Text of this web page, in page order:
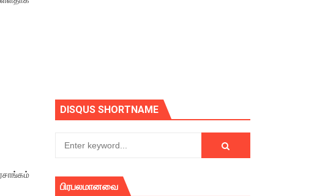
அன்புரிமையோடு அழைக்கின்றோம்.
கேள்வி
DISQUS SHORTNAME
பிரபலமானவை